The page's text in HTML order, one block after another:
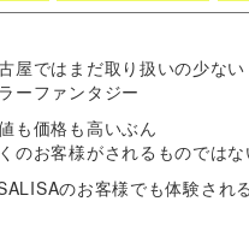
屋ではまだ取り扱いの少ない
ーファンタジー
も価格も高いぶん
のお客様がされるものでは
のお客様でも体験され